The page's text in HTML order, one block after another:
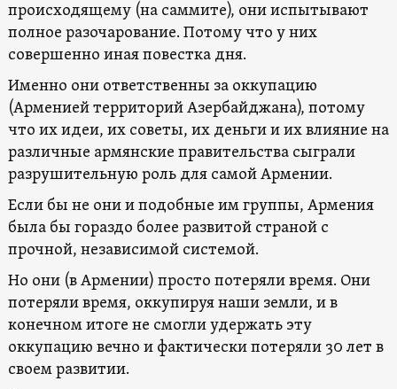
происходящему (на саммите), они испытывают
полное разочарование. Потому что у них
совершенно иная повестка дня.
Именно они ответственны за оккупацию
(Арменией территорий Азербайджана), потому
что их идеи, их советы, их деньги и их влияние на
различные армянские правительства сыграли
разрушительную роль для самой Армении.
Если бы не они и подобные им группы, Армения
была бы гораздо более развитой страной с
прочной, независимой системой.
Но они (в Армении) просто потеряли время. Они
потеряли время, оккупируя наши земли, и в
конечном итоге не смогли удержать эту
оккупацию вечно и фактически потеряли 30 лет в
своем развитии.